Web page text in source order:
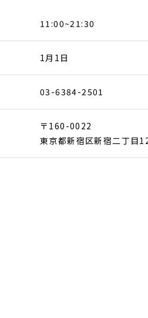
11:00~21:30
1月1日
03-6384-2501
〒160-0022
東京都新宿区新宿二丁目